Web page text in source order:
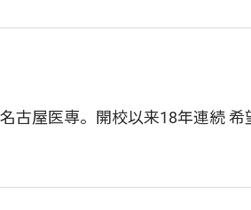
古屋医専。開校以来18年連続 希